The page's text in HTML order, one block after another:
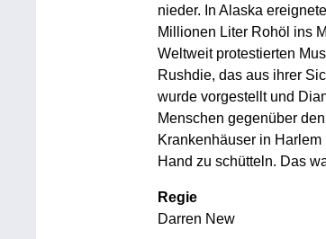
nieder. In Alaska
Millionen Liter Rohöl ins
Weltweit protestierten
Rushdie, das aus ihrer
wurde vorgestellt und
Menschen gegenüber
Krankenhäuser in
Hand zu schütteln. Das
Regie
Darren New